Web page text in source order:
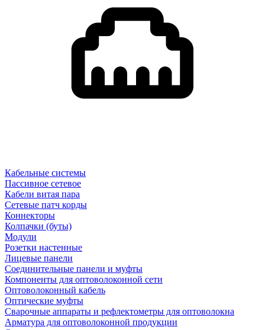
Кабельные системы
Пассивное сетевое
Кабели витая пара
Сетевые патч корды
Коннекторы
Колпачки (буты)
Модули
Розетки настенные
Лицевые панели
Соединительные панели и муфты
Компоненты для оптоволоконной сети
Оптоволоконный кабель
Оптические муфты
Сварочные аппараты и рефлектометры для оптоволокна
Арматура для оптоволоконной продукции